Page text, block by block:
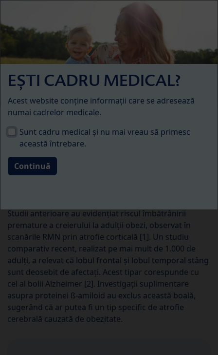
Sănătatea copilului
Obezitatea poate duce la
atrofie cerebrală prematură
05.2023
Studii anterioare au evidențiat riscul îmbătrânirii
premature a creierului la adulții obezi, observat în
scanările RMN prin atrofie corticală [1]. Un studiu
comparativ recent, realizat pe mai mult de 1.000 de
adulți, a relevat că lobul frontal și lobul temporal stâng
sunt deosebit de afectați. Acest tipar corespunde cu
cel al bolii Alzheimer [2]. Investigații suplimentare
asupra proteinei ß-amiloid au exclus această boală,
sugerând că ar putea fi un tip specific de atrofie
cerebrală cauzată de obezitate.
EȘTI CADRU MEDICAL?
Acest website conține informații care se adresează
numai cadrelor medicale.
Sunt cadru medical și nu mai vreau să primesc
această întrebare.